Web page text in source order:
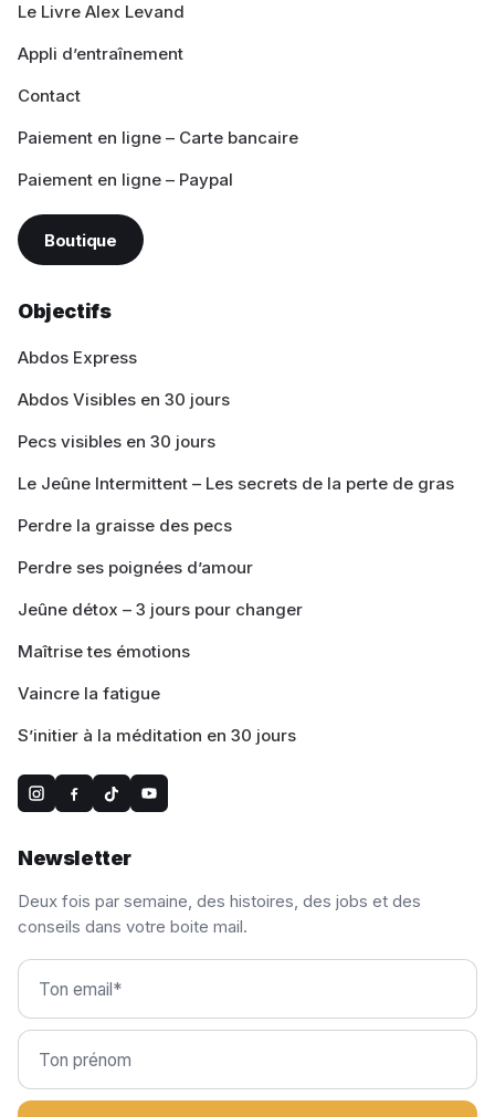
Le Livre Alex Levand
Appli d’entraînement
Contact
Paiement en ligne – Carte bancaire
Paiement en ligne – Paypal
Boutique
Objectifs
Abdos Express
Abdos Visibles en 30 jours
Pecs visibles en 30 jours
Le Jeûne Intermittent – Les secrets de la perte de gras
Perdre la graisse des pecs
Perdre ses poignées d’amour
Jeûne détox – 3 jours pour changer
Maîtrise tes émotions
Vaincre la fatigue
S’initier à la méditation en 30 jours
Newsletter
Deux fois par semaine, des histoires, des jobs et des
conseils dans votre boite mail.